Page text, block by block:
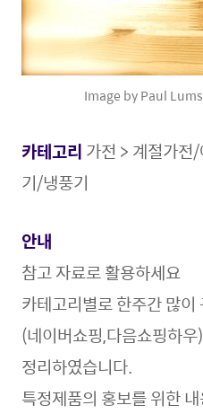
Image by Paul
카테고리 가전 > 계절가전
기/냉풍기
안내
참고 자료로 활용하세요
카테고리별로 한주간 많
(네이버쇼핑,다음쇼핑하
정리하였습니다.
특정제품의 홍보를 위한